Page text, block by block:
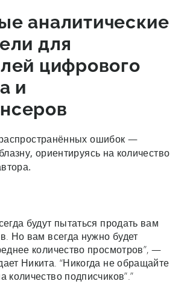
аналитические
для
цифрового
и
ошибок —
ориентируясь на количество
будут пытаться продать вам
Но вам всегда нужно будет
количество просмотров”, —
Никита. “Никогда не обращайте
количество подписчиков”.”